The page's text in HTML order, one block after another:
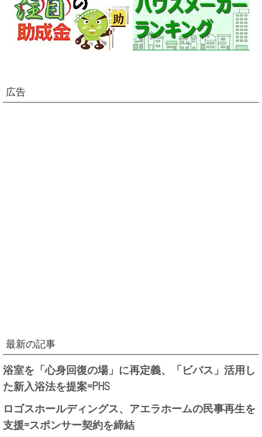
広告
最新の記事
浴室を「心身回復の場」に再定義、「ビバス」活用し
た新入浴法を提案=PHS
ロゴスホールディングス、アエラホームの民事再生を
支援=スポンサー契約を締結